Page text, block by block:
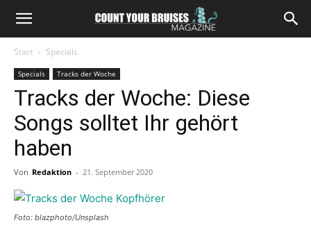
Start Specials
Specials Tracks der Woche
Tracks der Woche: Diese
Songs solltet Ihr gehört
haben
Von Redaktion - 21. September 2020
Foto: blazphoto/Unsplash